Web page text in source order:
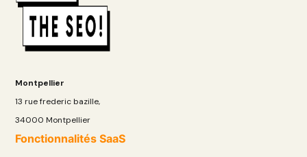
Montpellier
13 rue frederic bazille,
34000 Montpellier
Fonctionnalités SaaS